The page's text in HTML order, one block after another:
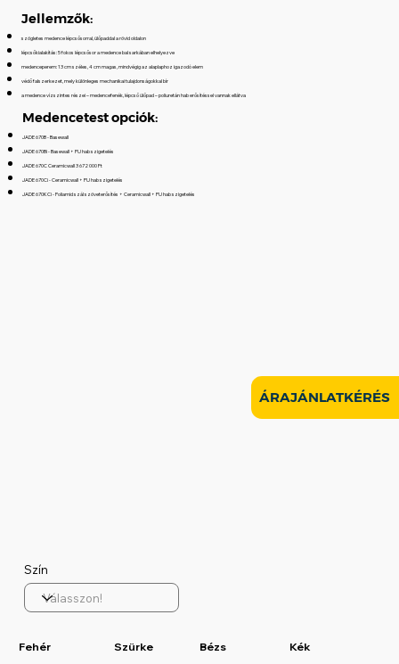
Jellemzők:
szögletes medence lépcsősorral, ülőpaddal a rövid oldalon
lépcsőkialakítás: 5 fokos lépcsősor a medence bal sarkában elhelyezve
medenceperem: 13 cm széles, 4 cm magas, mindvégig az alaplaphoz igazodó elem
védő falszerkezet, mely különleges mechanikai tulajdonságokkal bír
a medence vízszintes részei – medencefenék, lépcső ülőpad – poliuretán hab erősítéssel vannak ellátva
Medencetest opciók:
JADE 670B - Basewall
JADE 670Bi - Basewall + PU hab szigetelés
JADE 670C Ceramicwall 3 672 000 Ft
JADE 670Ci - Ceramicwall + PU hab szigetelés
JADE 670KCi - Poliamid szál szöveterősítés + Ceramicwall + PU hab szigetelés
Szín
Fehér Szürke Bézs Kék
ÁRAJÁNLATKÉRÉS